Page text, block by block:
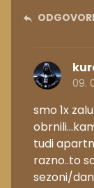
ODGOVORI
09.
smo 1x
tudi
razno..to
sezoni/